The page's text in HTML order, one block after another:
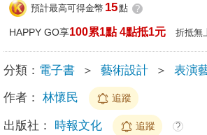
預計最高可得金幣 15點 ?
HAPPY GO享100累1點 4點抵1元 折抵無
分類： 電子書 ＞ 藝術設計 ＞ 表演
作者： 林懷民 追蹤
出版社： 時報文化 追蹤 ?